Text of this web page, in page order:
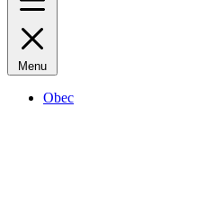
Menu
Obec